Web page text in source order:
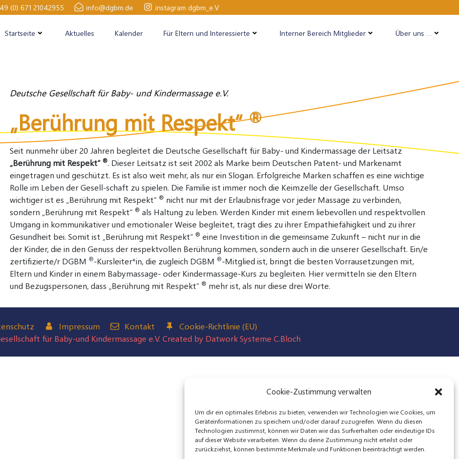
Cookie-Zustimmung verwalten
Um dir ein optimales Erlebnis zu bieten, verwenden wir Technologien wie Cookies, um
Geräteinformationen zu speichern und/oder darauf zuzugreifen. Wenn du diesen
Technologien zustimmst, können wir Daten wie das Surfverhalten oder eindeutige IDs
auf dieser Website verarbeiten. Wenn du deine Zustimmung nicht erteilst oder
zurückziehst, können bestimmte Merkmale und Funktionen beeinträchtigt werden.
(0) 671 21042955 info@dgbm.de instagram dgbm_e.V
Startseite Aktuelles Kalender Für Eltern und Interessierte Interner Bereich Mitglieder Über uns …
Deutsche Gesellschaft für Baby- und Kindermassage e.V.
„Berührung mit Respekt“®
Seit nunmehr über 20 Jahren begleitet die Deutsche Gesellschaft für Baby- und Kindermassage der Leitsatz
„Berührung mit Respekt“ ®. Dieser Leitsatz ist seit 2002 als Marke beim Deutschen Patent- und Markenamt
eingetragen und geschützt. Es ist also weit mehr, als nur ein Slogan. Erfolgreiche Marken schaffen es eine wichtige
Rolle im Leben der Gesell-schaft zu spielen. Die Familie ist immer noch die Keimzelle der Gesellschaft. Umso
wichtiger ist es „Berührung mit Respekt“ ® nicht nur mit der Erlaubnisfrage vor jeder Massage zu verbinden,
sondern „Berührung mit Respekt“ ® als Haltung zu leben. Werden Kinder mit einem liebevollen und respektvollen
Umgang in kommunikativer und emotionaler Weise begleitet, trägt dies zu ihrer Empathiefähigkeit und zu ihrer
Gesundheit bei. Somit ist „Berührung mit Respekt“ ® eine Investition in die gemeinsame Zukunft – nicht nur in die
der Kinder, die in den Genuss der respektvollen Berührung kommen, sondern auch in die unserer Gesellschaft. Ein/e
zertifizierte/r DGBM ®-Kursleiter*in, die zugleich DGBM ®-Mitglied ist, bringt die besten Vorrausetzungen mit,
Eltern und Kinder in einem Babymassage- oder Kindermassage-Kurs zu begleiten. Hier vermitteln sie den Eltern
und Bezugspersonen, dass „Berührung mit Respekt“ ® mehr ist, als nur diese drei Worte.
Impressum Kontakt
Cookie-Richtlinie (EU)
für Baby-und Kindermassage e.V. Created by Datwork Systeme C.Bloch